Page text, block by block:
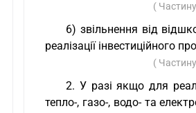
(
6) звільнення від
реалізації інвестиційного
(
2. У разі якщо для
тепло-, газо-, водо- та